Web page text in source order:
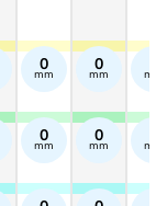
0
mm
0
mm
0
mm
0
mm